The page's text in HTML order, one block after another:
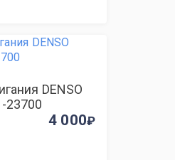
DENSO
23700
4 000